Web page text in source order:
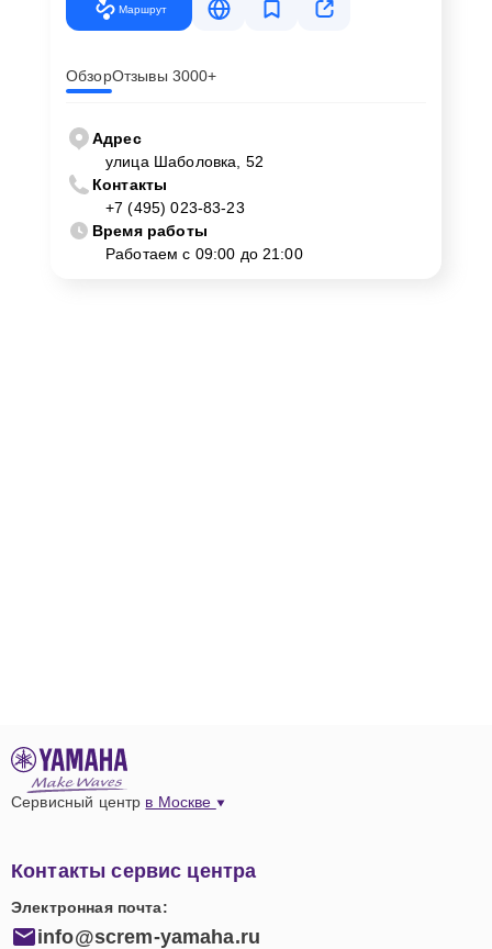
Маршрут
ОбзорОтзывы 3000+
Адрес
улица Шаболовка, 52
Контакты
+7 (495) 023-83-23
Время работы
Работаем с 09:00 до 21:00
Сервисный центр в Москве
Контакты сервис центра
Электронная почта:
info@screm-yamaha.ru